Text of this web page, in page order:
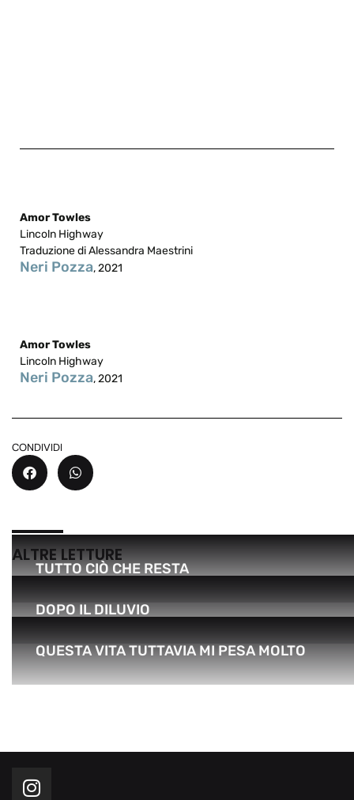
Amor Towles
Lincoln Highway
Traduzione di Alessandra Maestrini
Neri Pozza, 2021
Amor Towles
Lincoln Highway
Neri Pozza, 2021
CONDIVIDI
ALTRE LETTURE
TUTTO CIÒ CHE RESTA
DOPO IL DILUVIO
QUESTA VITA TUTTAVIA MI PESA MOLTO